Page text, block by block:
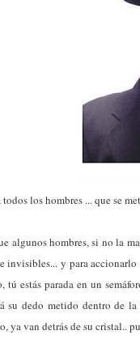
los hombres ... que se
algunos hombres, si no la
invisibles... y para
tú estás parada en un
su dedo metido dentro de
ya van detrás de su cristal..